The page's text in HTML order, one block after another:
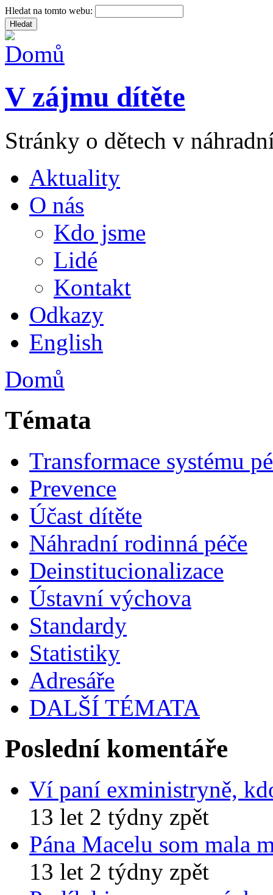
Hledat na tomto webu:
V zájmu dítěte
Stránky o dětech v
Aktuality
O nás
Kdo jsme
Lidé
Kontakt
Odkazy
English
Domů
Témata
Transformace systému
Prevence
Účast dítěte
Náhradní rodinná péče
Deinstitucionalizace
Ústavní výchova
Standardy
Statistiky
Adresáře
DALŠÍ TÉMATA
Poslední komentáře
Ví paní exministryně,
13 let 2 týdny zpět
Pána Macelu som mala
13 let 2 týdny zpět